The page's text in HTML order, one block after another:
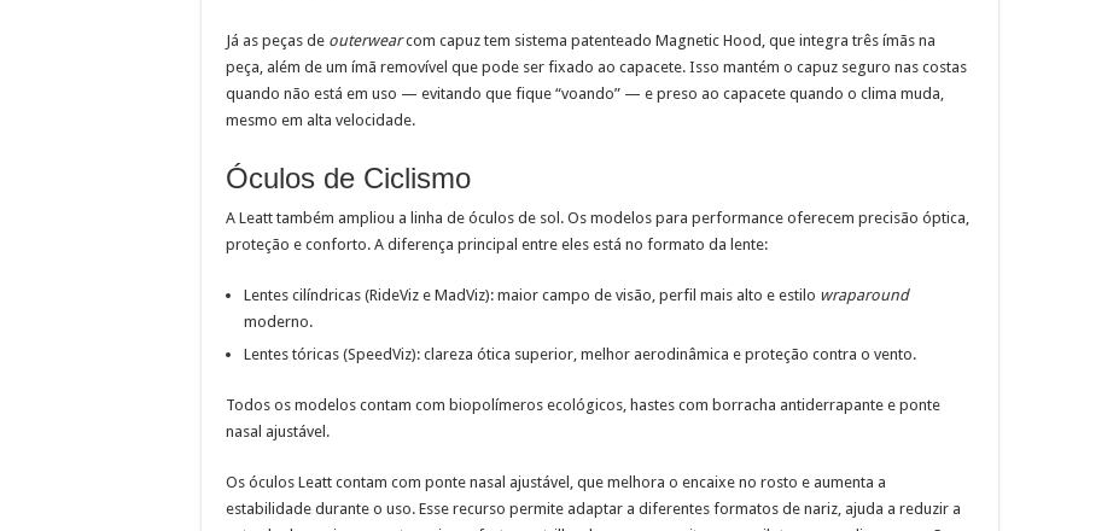
Já as peças de outerwearcom capuz tem sistema patenteado Magnetic Hood, que integra três ímãs na
peça, além de um ímã removível que pode ser fixado ao capacete. Isso mantém o capuz seguro nas costas
quando não está em uso — evitando que fique “voando” — e preso ao capacete quando o clima muda,
mesmo em alta velocidade.
Óculos de Ciclismo
A Leatt também ampliou a linha de óculos de sol. Os modelos para performance oferecem precisão óptica,
proteção e conforto. A diferença principal entre eles está no formato da lente:
Lentes cilíndricas (RideViz e MadViz): maior campo de visão, perfil mais alto e estilo wraparound
moderno.
Lentes tóricas (SpeedViz): clareza ótica superior, melhor aerodinâmica e proteção contra o vento.
Todos os modelos contam com biopolímeros ecológicos, hastes com borracha antiderrapante e ponte
nasal ajustável.
Os óculos Leatt contam com ponte nasal ajustável, que melhora o encaixe no rosto e aumenta a
estabilidade durante o uso. Esse recurso permite adaptar a diferentes formatos de nariz, ajuda a reduzir a